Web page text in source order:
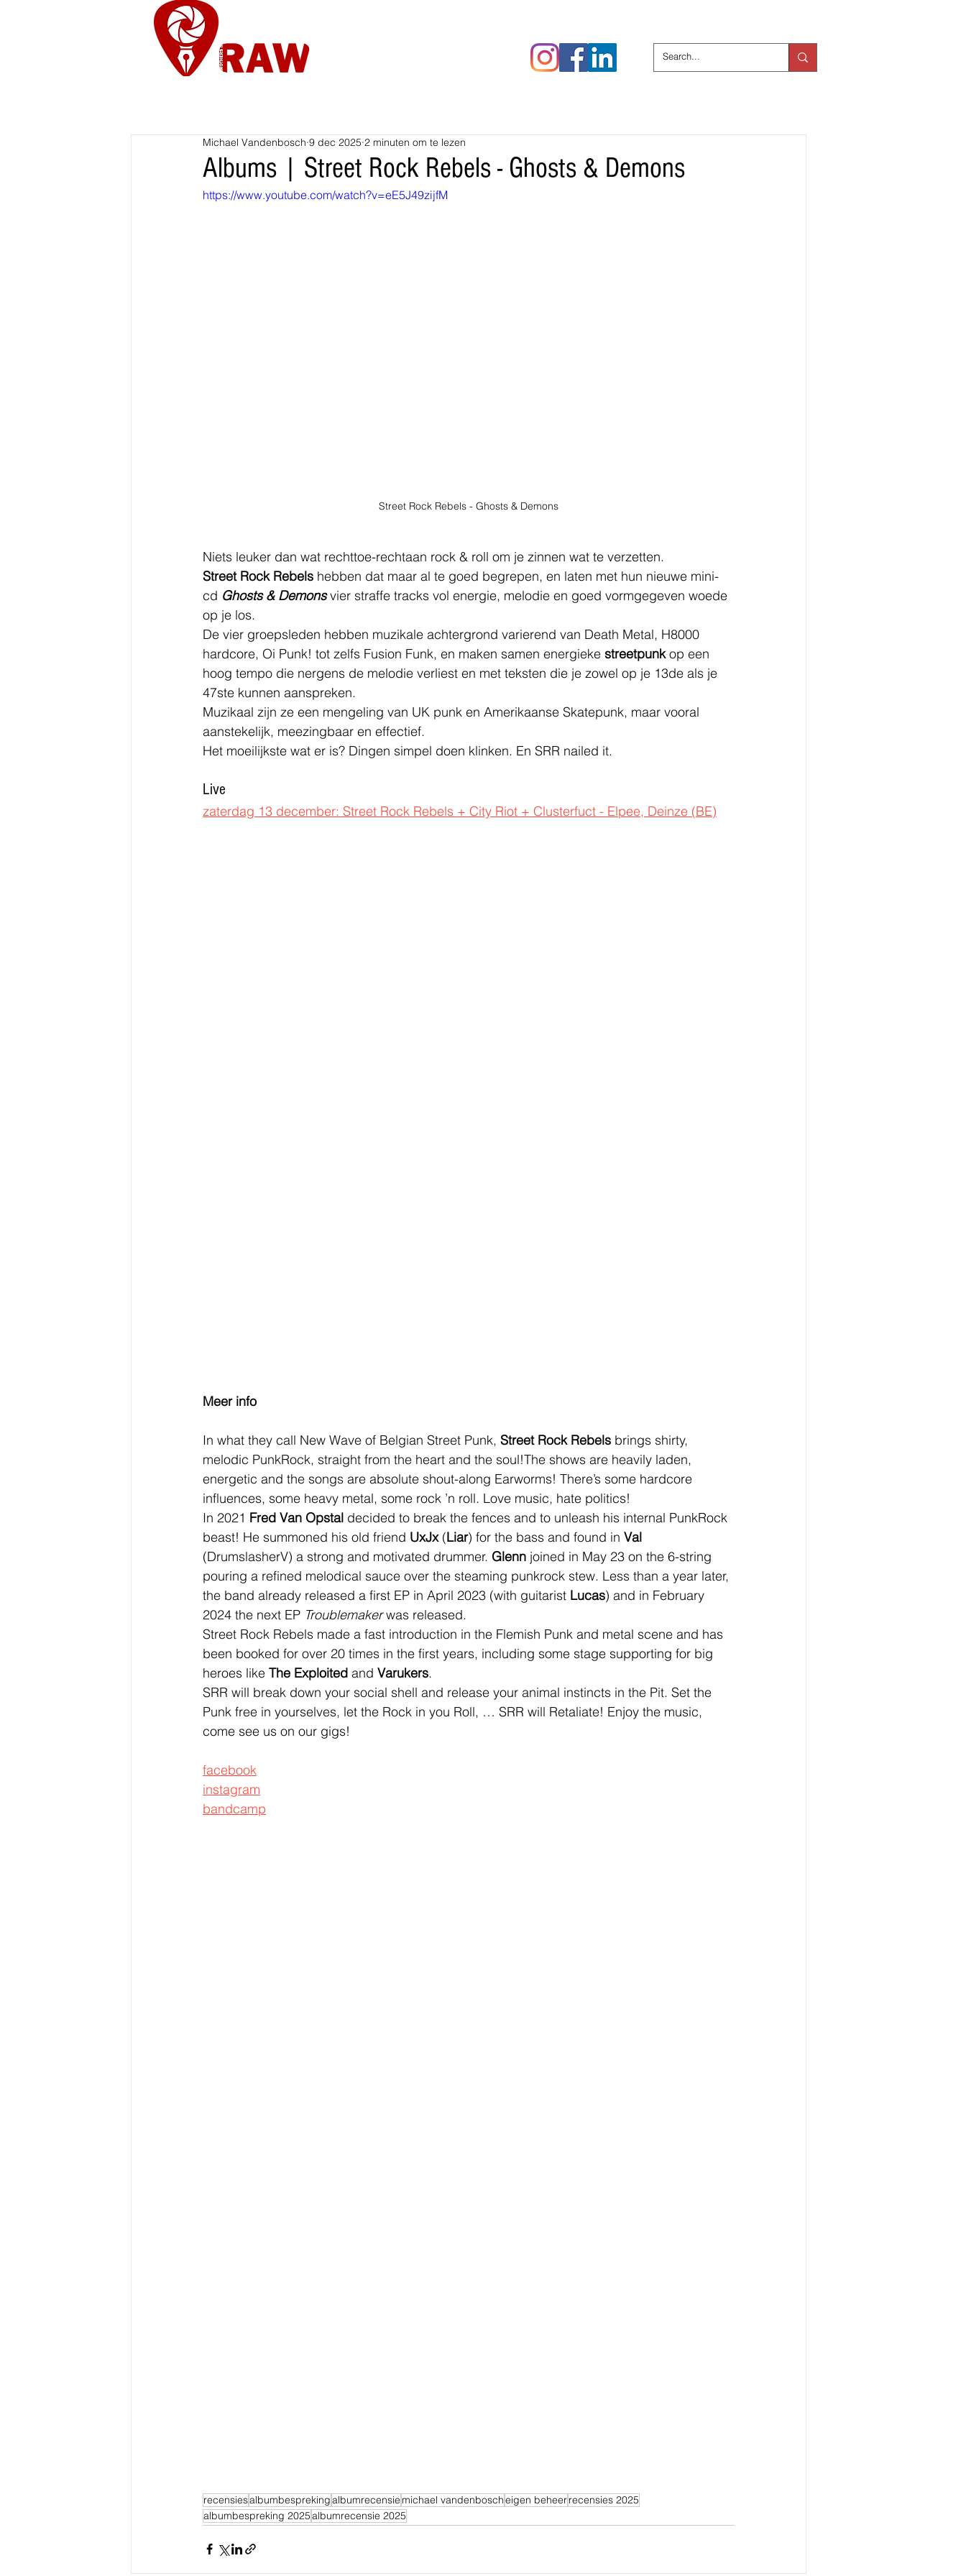
Albums | Street Rock Rebels - Ghosts & Demons
Michael Vandenbosch 9 dec 2025 2 minuten om te lezen
https://www.youtube.com/watch?v=eE5J49zijfM
Street Rock Rebels - Ghosts & Demons
Niets leuker dan wat rechttoe-rechtaan rock & roll om je zinnen wat te verzetten.
Street Rock Rebels hebben dat maar al te goed begrepen, en laten met hun nieuwe mini-
cd Ghosts & Demons vier straffe tracks vol energie, melodie en goed vormgegeven woede
op je los.
De vier groepsleden hebben muzikale achtergrond varierend van Death Metal, H8000
hardcore, Oi Punk! tot zelfs Fusion Funk, en maken samen energieke streetpunk op een
hoog tempo die nergens de melodie verliest en met teksten die je zowel op je 13de als je
47ste kunnen aanspreken.
Muzikaal zijn ze een mengeling van UK punk en Amerikaanse Skatepunk, maar vooral
aanstekelijk, meezingbaar en effectief.
Het moeilijkste wat er is? Dingen simpel doen klinken. En SRR nailed it.
Live
zaterdag 13 december: Street Rock Rebels + City Riot + Clusterfuct - Elpee, Deinze (BE)
Meer info
In what they call New Wave of Belgian Street Punk, Street Rock Rebels brings shirty,
melodic PunkRock, straight from the heart and the soul!The shows are heavily laden,
energetic and the songs are absolute shout-along Earworms! There’s some hardcore
influences, some heavy metal, some rock ’n roll. Love music, hate politics!
In 2021 Fred Van Opstal decided to break the fences and to unleash his internal PunkRock
beast! He summoned his old friend UxJx (Liar) for the bass and found in Val
(DrumslasherV) a strong and motivated drummer. Glenn joined in May 23 on the 6-string
pouring a refined melodical sauce over the steaming punkrock stew. Less than a year later,
the band already released a first EP in April 2023 (with guitarist Lucas) and in February
2024 the next EP Troublemaker was released.
Street Rock Rebels made a fast introduction in the Flemish Punk and metal scene and has
been booked for over 20 times in the first years, including some stage supporting for big
heroes like The Exploited and Varukers.
SRR will break down your social shell and release your animal instincts in the Pit. Set the
Punk free in yourselves, let the Rock in you Roll, … SRR will Retaliate! Enjoy the music,
come see us on our gigs!
facebook
instagram
bandcamp
recensiesalbumbesprekingalbumrecensiemichael vandenboscheigen beheerrecensies 2025
albumbespreking 2025albumrecensie 2025